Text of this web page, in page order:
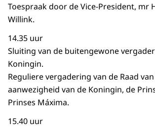
Toespraak door de Vice-President, mr
Willink.
14.35 uur
Sluiting van de buitengewone
Koningin.
Reguliere vergadering van de Raad
aanwezigheid van de Koningin, de
Prinses Máxima.
15.40 uur